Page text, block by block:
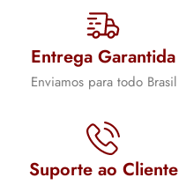
Lucre até
Revenda por
Compre por
R$6,66
Entrega Garantida
Enviamos para todo Brasil
Suporte ao Cliente